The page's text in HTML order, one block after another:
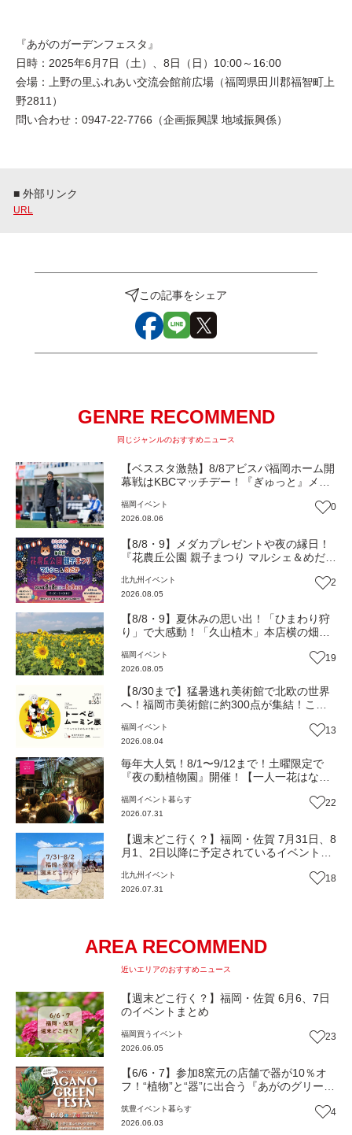
『あがのガーデンフェスタ』
日時：2025年6月7日（土）、8日（日）10:00～16:00
会場：上野の里ふれあい交流会館前広場（福岡県田川郡福智町上
野2811）
問い合わせ：0947-22-7766（企画振興課 地域振興係）
■ 外部リンク
URL
この記事をシェア
GENRE RECOMMEND
同じジャンルのおすすめニュース
【ベススタ激熱】8/8アビスパ福岡ホーム開
幕戦はKBCマッチデー！『ぎゅっと』メン
福岡 イベント
2026.08.06
0
【8/8・9】メダカプレゼントや夜の縁日！
『花農丘公園 親子まつり マルシェ＆めだ
北九州 イベント
2026.08.05
2
【8/8・9】夏休みの思い出！「ひまわり狩
り」で大感動！「久山植木」本店横の畑で
福岡 イベント
2026.08.05
19
【8/30まで】猛暑逃れ美術館で北欧の世界
へ！福岡市美術館に約300点が集結！この
ーベとムーミン展』【イベント】
福岡 イベント
2026.08.04
13
毎年大人気！8/1〜9/12まで！土曜限定で
『夜の動植物園』開催！【一人一花はなき
福岡 イベント暮らす
2026.07.31
22
【週末どこ行く？】福岡・佐賀 7月31日、8
月1、2日以降に予定されているイベントま
北九州 イベント
2026.07.31
18
AREA RECOMMEND
近いエリアのおすすめニュース
【週末どこ行く？】福岡・佐賀 6月6、7日
のイベントまとめ
福岡 買う イベント
2026.06.05
23
【6/6・7】参加8窯元の店舗で器が10％オ
フ！“植物”と“器”に出合う『あがのグリーン
ト】
筑豊イベント暮らす
2026.06.03
4